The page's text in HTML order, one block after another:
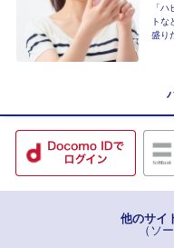
「
トな
盛り
他のサイ
（ソ